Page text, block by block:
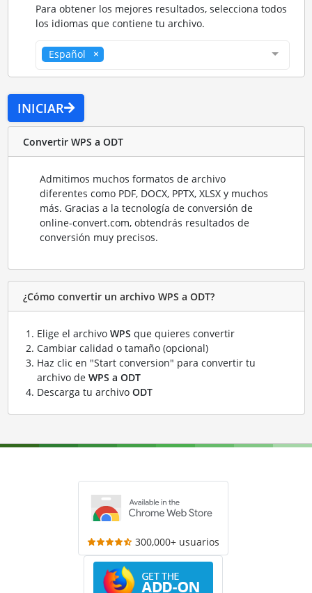
Para obtener los mejores resultados, selecciona todos
los idiomas que contiene tu archivo.
Español
INICIAR
Convertir WPS a ODT
Admitimos muchos formatos de archivo
diferentes como PDF, DOCX, PPTX, XLSX y muchos
más. Gracias a la tecnología de conversión de
online-convert.com, obtendrás resultados de
conversión muy precisos.
¿Cómo convertir un archivo WPS a ODT?
Elige el archivo WPS que quieres convertir
Cambiar calidad o tamaño (opcional)
Haz clic en "Start conversion" para convertir tu
archivo de WPS a ODT
Descarga tu archivo ODT
300,000+ usuarios